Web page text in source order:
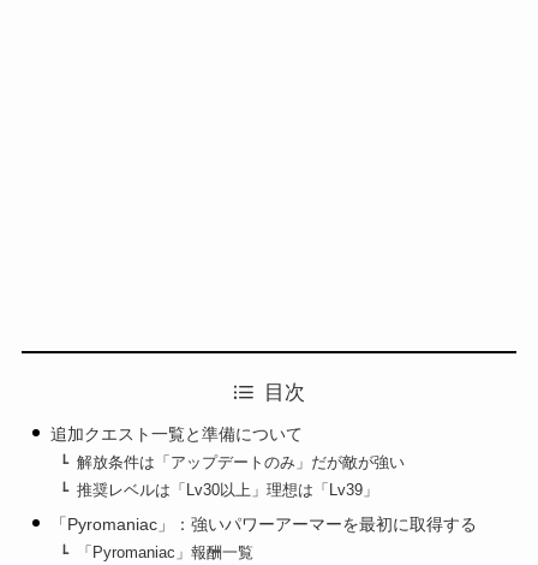
目次
追加クエスト一覧と準備について
解放条件は「アップデートのみ」だが敵が強い
推奨レベルは「Lv30以上」理想は「Lv39」
「Pyromaniac」：強いパワーアーマーを最初に取得する
「Pyromaniac」報酬一覧